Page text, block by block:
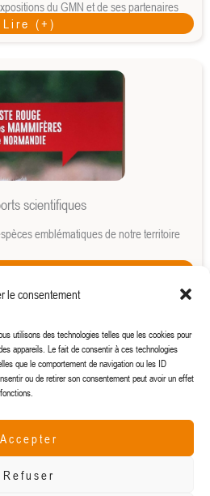
le consentement
utilisons des technologies telles que les cookies pour
appareils. Le fait de consentir à ces technologies
que le comportement de navigation ou les ID
ou de retirer son consentement peut avoir un effet
Accepter
Refuser
du GMN et de ses partenaires
Lire (+)
scientifiques
emblématiques de notre territoire
disponible